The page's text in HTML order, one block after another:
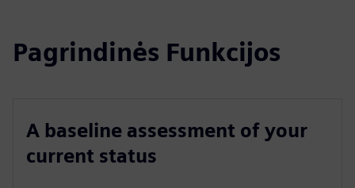
Pagrindinės Funkcijos
A baseline assessment of your
current status